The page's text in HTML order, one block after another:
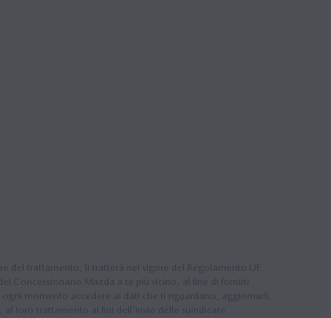
del trattamento, li tratterà nel vigore del Regolamento UE
Concessionario Mazda a te più vicino, al fine di fornirti
momento accedere ai dati che ti riguardano, aggiornarli,
loro trattamento ai fini dell'invio delle suindicate